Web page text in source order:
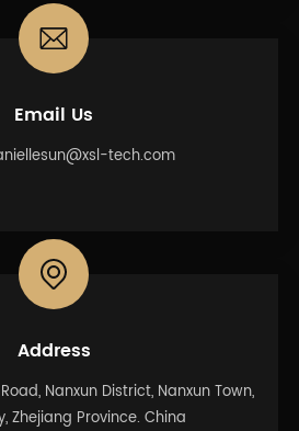
Email Us
tech.com
Address
Nanxun District, Nanxun Town,
Zhejiang Province. China